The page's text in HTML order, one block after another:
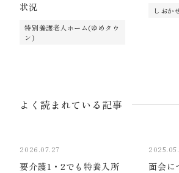
状況
特別養護老人ホーム(ゆめタウ
ン)
しおか
よく読まれている記事
2026.07.27
要介護1・2でも特養入所
面会に